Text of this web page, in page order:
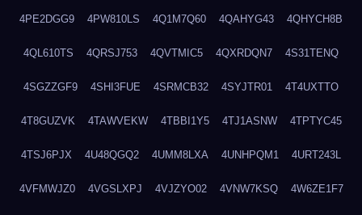
4PE2DGG9 4PW810LS 4Q1M7Q60 4QAHYG43 4QHYCH8B
4QL610TS 4QRSJ753 4QVTMIC5 4QXRDQN7 4S31TENQ
4SGZZGF9 4SHI3FUE 4SRMCB32 4SYJTR01 4T4UXTTO
4T8GUZVK 4TAWVEKW 4TBBI1Y5 4TJ1ASNW 4TPTYC45
4TSJ6PJX 4U48QGQ2 4UMM8LXA 4UNHPQM1 4URT243L
4VFMWJZ0 4VGSLXPJ 4VJZYO02 4VNW7KSQ 4W6ZE1F7